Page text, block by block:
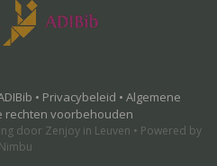
• Privacybeleid • Algemene
rechten voorbehouden
door Zenjoy in Leuven • Powered by
Nimbu